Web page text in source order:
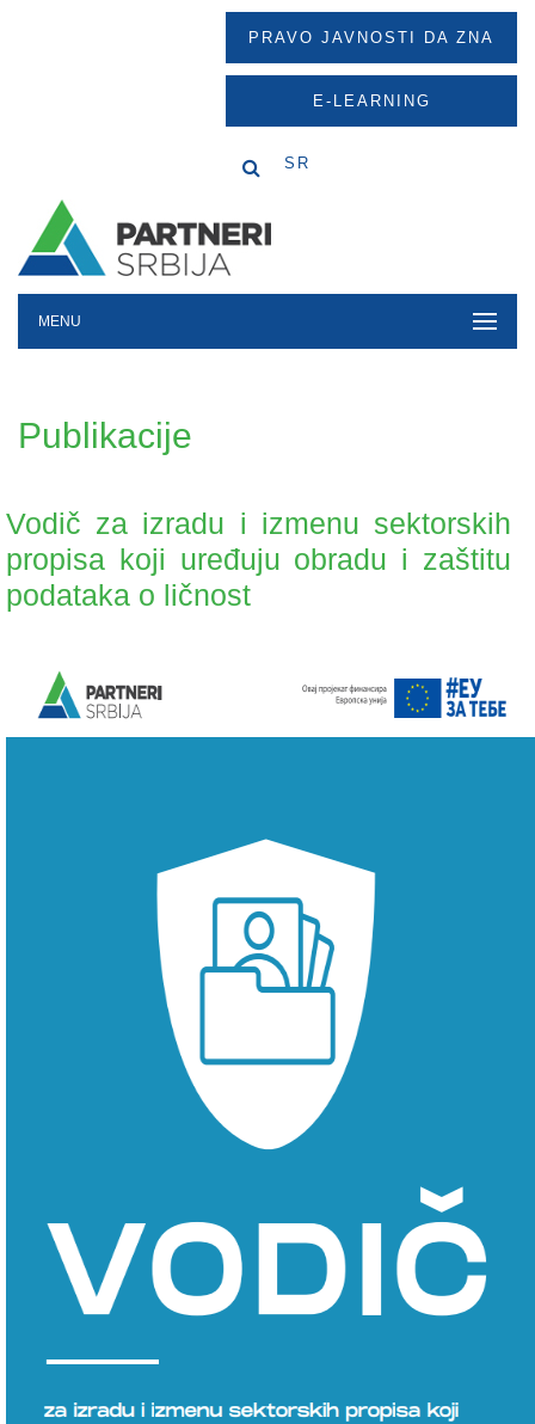
PRAVO JAVNOSTI DA ZNA
E-LEARNING
SR
MENU
Publikacije
Vodič za izradu i izmenu sektorskih
propisa koji uređuju obradu i zaštitu
podataka o ličnost